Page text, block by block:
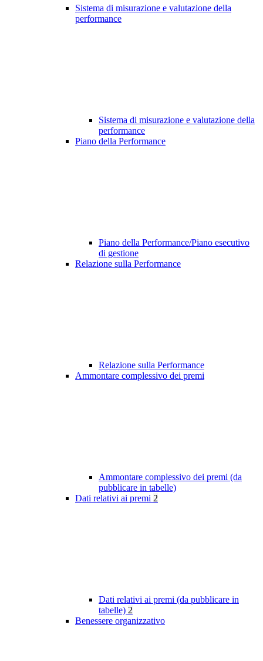
Sistema di misurazione e valutazione della
performance
Sistema di misurazione e valutazione della
performance
Piano della Performance
Piano della Performance/Piano esecutivo
di gestione
Relazione sulla Performance
Relazione sulla Performance
Ammontare complessivo dei premi
Ammontare complessivo dei premi (da
pubblicare in tabelle)
Dati relativi ai premi 2
Dati relativi ai premi (da pubblicare in
tabelle) 2
Benessere organizzativo